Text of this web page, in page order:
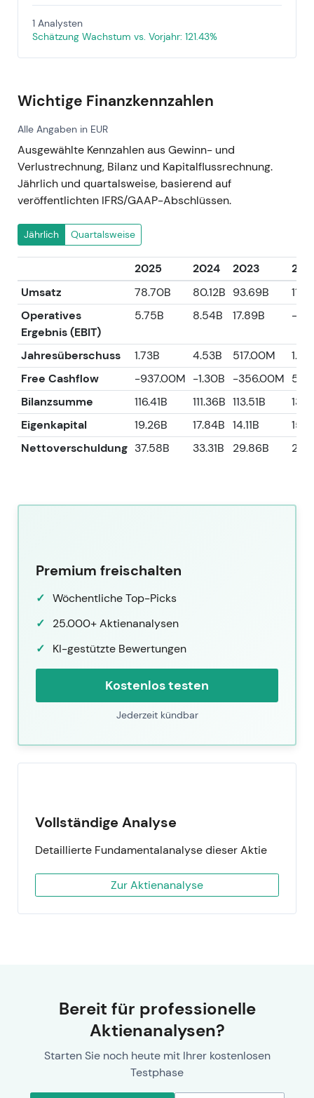
1 Analysten
Schätzung Wachstum vs. Vorjahr: 121.43%
Wichtige Finanzkennzahlen
Alle Angaben in EUR
Ausgewählte Kennzahlen aus Gewinn- und
Verlustrechnung, Bilanz und Kapitalflussrechnung.
Jährlich und quartalsweise, basierend auf
veröffentlichten IFRS/GAAP-Abschlüssen.
Jährlich Quartalsweise
2025 2024 2023
Umsatz
78.70B 80.12B 93.69B
Operatives
Ergebnis (EBIT)
5.75B 8.54B 17.89B -
Jahresüberschuss 1.73B 4.53B 517.00M
Free Cashflow
-937.00M -1.30B -356.00M
Bilanzsumme
116.41B 111.36B 113.51B
Eigenkapital
19.26B 17.84B 14.11B
Nettoverschuldung 37.58B 33.31B 29.86B
Premium freischalten
Wöchentliche Top-Picks
25.000+ Aktienanalysen
KI-gestützte Bewertungen
Kostenlos testen
Jederzeit kündbar
Vollständige Analyse
Detaillierte Fundamentalanalyse dieser Aktie
Zur Aktienanalyse
Bereit für professionelle
Aktienanalysen?
Starten Sie noch heute mit Ihrer kostenlosen
Testphase